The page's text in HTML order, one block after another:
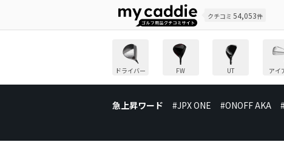
クチコミ 54,053件
ドライバー FW UT アイ
急上昇ワード #JPX ONE #ONOFF AKA